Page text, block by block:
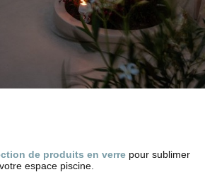
de produits en verrepour sublimer
votre espace piscine.